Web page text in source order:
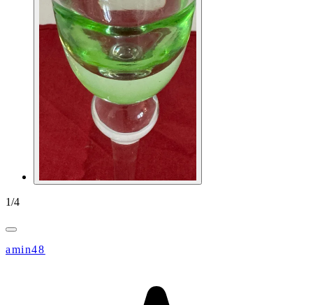
1/4
amin48